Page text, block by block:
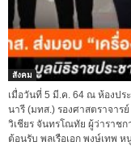
สังคม
เมื่อวันที่ 5 มี.ค. 64 ณ ห้องปร
นารี (มทส.) รองศาสตราจาร
วิเชียร จันทรโณทัย ผู้ว่าราช
ต้อนรับ พลเรือเอก พงษ์เทพ